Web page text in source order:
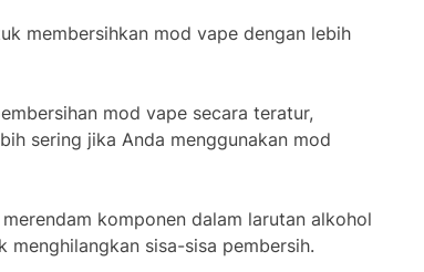
membersihkan mod vape dengan lebih
mod vape secara teratur,
sering jika Anda menggunakan mod
merendam komponen dalam larutan alkohol
sisa-sisa pembersih.